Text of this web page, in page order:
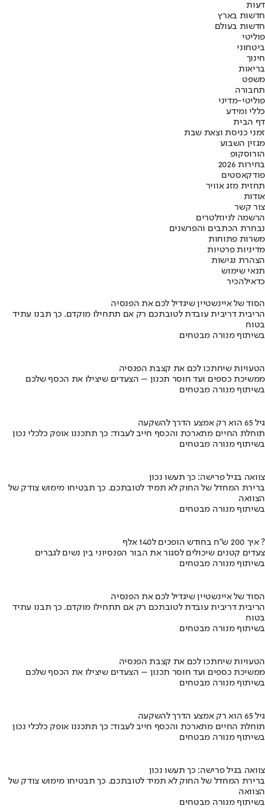
דעות
חדשות בארץ
חדשות בעולם
פוליטי
ביטחוני
חינוך
בריאות
משפט
תחבורה
פוליטי-מדיני
כללי ומידע
דף הבית
זמני כניסת וצאת שבת
מגזין השבוע
הורוסקופ
בחירות 2026
פודקאסטים
תחזית מזג אוויר
אודות
צור קשר
הרשמה לניוזלטרים
נבחרת הכתבים והפרשנים
משרות פתוחות
מדיניות פרטיות
הצהרת נגישות
תנאי שימוש
כדאילהכיר
הסוד של איינשטיין שיגדיל לכם את הפנסיה
הריבית דריבית עובדת לטובתכם רק אם תתחילו מוקדם. כך תבנו עתיד
בטוח
בשיתוף מנורה מבטחים
הטעויות שיחתכו לכם את קצבת הפנסיה
ממשיכת כספים ועד חוסר תכנון – הצעדים שיצילו את הכסף שלכם
בשיתוף מנורה מבטחים
גיל 65 הוא רק אמצע הדרך להשקעה
תוחלת החיים מתארכת והכסף חייב לעבוד: כך תתכננו אופק כלכלי נכון
בשיתוף מנורה מבטחים
צוואה בגיל פרישה: כך תעשו נכון
ברירת המחדל של החוק לא תמיד לטובתכם. כך תבטיחו מימוש צודק של
הצוואה
בשיתוף מנורה מבטחים
איך 200 ש"ח בחודש הופכים ל140 אלף ?
צעדים קטנים שיכולים לסגור את הבור הפנסיוני בין נשים לגברים
בשיתוף מנורה מבטחים
הסוד של איינשטיין שיגדיל לכם את הפנסיה
הריבית דריבית עובדת לטובתכם רק אם תתחילו מוקדם. כך תבנו עתיד
בטוח
בשיתוף מנורה מבטחים
הטעויות שיחתכו לכם את קצבת הפנסיה
ממשיכת כספים ועד חוסר תכנון – הצעדים שיצילו את הכסף שלכם
בשיתוף מנורה מבטחים
גיל 65 הוא רק אמצע הדרך להשקעה
תוחלת החיים מתארכת והכסף חייב לעבוד: כך תתכננו אופק כלכלי נכון
בשיתוף מנורה מבטחים
צוואה בגיל פרישה: כך תעשו נכון
ברירת המחדל של החוק לא תמיד לטובתכם. כך תבטיחו מימוש צודק של
הצוואה
בשיתוף מנורה מבטחים